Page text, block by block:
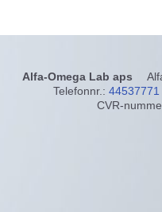
Alfa-Omega Lab aps
Telefonnr. : 44537771
CVR-